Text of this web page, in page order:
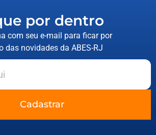
por dentro
com seu e-mail para ficar por
das novidades da ABES-RJ
Cadastrar